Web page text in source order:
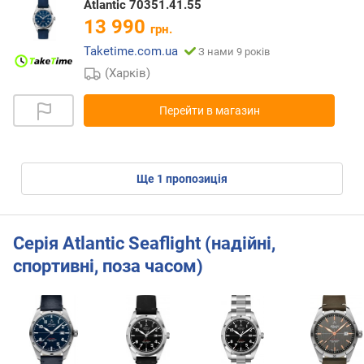
Atlantic 70351.41.55
13 990 грн.
Taketime.com.ua
З нами 9 років
(Харків)
Перейти в магазин
ще 1 пропозиція
Серія Atlantic Seaflight (надійні,
спортивні, поза часом)